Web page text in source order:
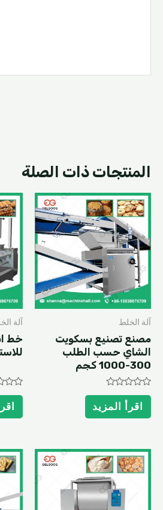
المنتجات ذات الصلة
آلة الخلط
مصنع تصنيع بسكويت
الشاي حسب الطلب
300-1000 كجم
Rated
out
of
اقرأ المزيد
آلة
خط
Rated
out
of